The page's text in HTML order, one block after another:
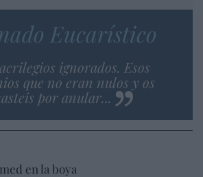
Eucarístico
ignorados. Esos
que no eran nulos y os
por anular...
en la boya